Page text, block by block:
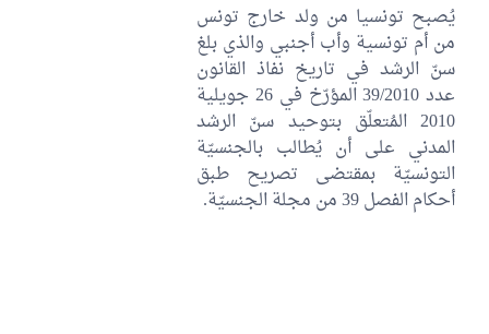
يُصبح تونسيا من ولد خارج تونس
من أم تونسية وأب أجنبي والذي بلغ
سنّ الرشد في تاريخ نفاذ القانون
عدد 39/2010 المؤرّخ في 26 جويلية
2010 المُتعلّق بتوحيد سنّ الرشد
المدني على أن يُطالب بالجنسيّة
التونسيّة بمقتضى تصريح طبق
أحكام الفصل 39 من مجلة الجنسيّة.